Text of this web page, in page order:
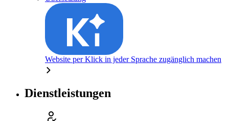
Website per Klick in jeder Sprache zugänglich machen
Dienstleistungen